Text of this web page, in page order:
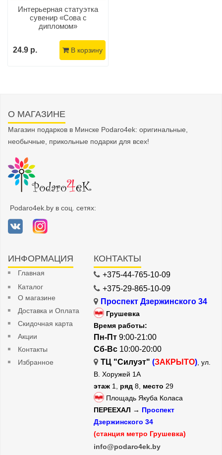
Интерьерная статуэтка
сувенир «Сова с
дипломом»
24.9 р. В корзину
О МАГАЗИНЕ
Магазин подарков в Минске Podaro4ek: оригинальные,
необычные, прикольные подарки для всех!
Podaro4ek.by в соц. сетях:
ИНФОРМАЦИЯ
Главная
Каталог
О магазине
Доставка и Оплата
Скидочная карта
Акции
Контакты
Избранное
КОНТАКТЫ
+375-44-765-10-09
+375-29-865-10-09
Проспект Дзержинского 34
Грушевка
Время работы:
Пн-Пт 9:00-21:00
Сб-Вс 10:00-20:00
ТЦ "Силуэт" (ЗАКРЫТО), ул.
В. Хоружей 1А
этаж 1, ряд 8, место 29
Площадь Якуба Коласа
ПЕРЕЕХАЛ → Проспект
Дзержинского 34
(станция метро Грушевка)
info@podaro4ek.by